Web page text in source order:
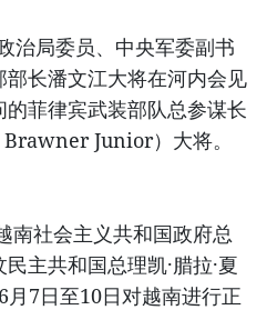
治局委员、中央军委副书
长潘文江大将在河内会见
菲律宾武装部队总参谋长
Junior）大将。
南社会主义共和国政府总
主共和国总理凯·腊拉·夏
月7日至10日对越南进行正